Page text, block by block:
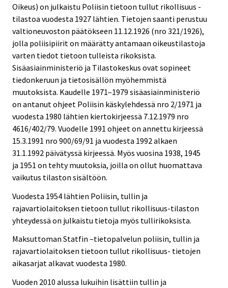
Oikeus) on julkaistu Poliisin tietoon tullut rikollisuus -
tilastoa vuodesta 1927 lähtien. Tietojen saanti perustuu
valtioneuvoston päätökseen 11.12.1926 (nro 321/1926),
jolla poliisipiirit on määrätty antamaan oikeustilastoja
varten tiedot tietoon tulleista rikoksista.
Sisäasiainministeriö ja Tilastokeskus ovat sopineet
tiedonkeruun ja tietosisällön myöhemmistä
muutoksista. Kaudelle 1971–1979 sisäasiainministeriö
on antanut ohjeet Poliisin käskylehdessä nro 2/1971 ja
vuodesta 1980 lähtien kiertokirjeessä 7.12.1979 nro
4616/402/79. Vuodelle 1991 ohjeet on annettu kirjeessä
15.3.1991 nro 900/69/91 ja vuodesta 1992 alkaen
31.1.1992 päivätyssä kirjeessä. Myös vuosina 1938, 1945
ja 1951 on tehty muutoksia, joilla on ollut huomattava
vaikutus tilaston sisältöön.
Vuodesta 1954 lähtien Poliisin, tullin ja
rajavartiolaitoksen tietoon tullut rikollisuus-tilaston
yhteydessä on julkaistu tietoja myös tullirikoksista.
Maksuttoman Statfin –tietopalvelun poliisin, tullin ja
rajavartiolaitoksen tietoon tullut rikollisuus- tietojen
aikasarjat alkavat vuodesta 1980.
Vuoden 2010 alussa lukuihin lisättiin tullin ja